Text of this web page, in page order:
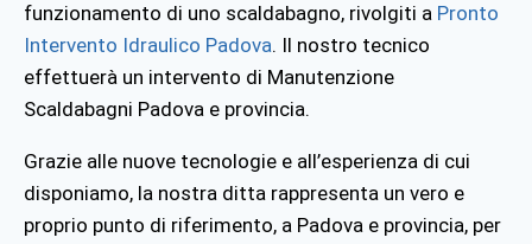
funzionamento di uno scaldabagno, rivolgiti a Pronto
Intervento Idraulico Padova. Il nostro tecnico
effettuerà un intervento di Manutenzione
Scaldabagni Padova e provincia.
Grazie alle nuove tecnologie e all’esperienza di cui
disponiamo, la nostra ditta rappresenta un vero e
proprio punto di riferimento, a Padova e provincia, per